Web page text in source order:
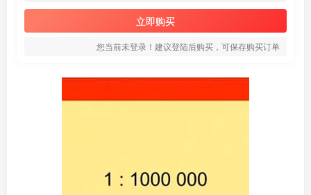
立即购买
您当前未登录！建议登陆后购买，可保存购买订单